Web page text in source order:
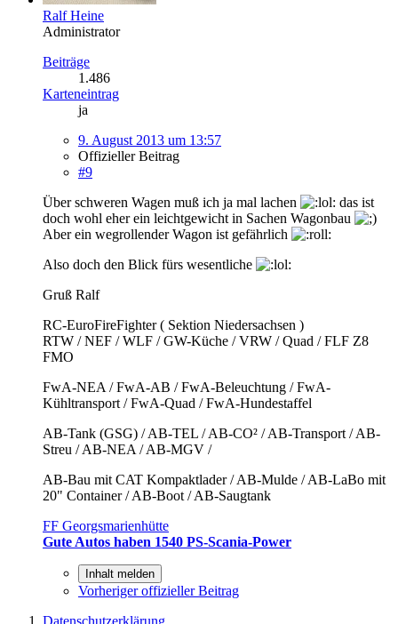
Ralf Heine
Administrator
Beiträge
1.486
Karteneintrag
ja
9. August 2013 um 13:57
Offizieller Beitrag
#9
Über schweren Wagen muß ich ja mal lachen
das ist
doch wohl eher ein leichtgewicht in Sachen Wagonbau
Aber ein wegrollender Wagon ist gefährlich
Also doch den Blick fürs wesentliche
Gruß Ralf
RC-EuroFireFighter ( Sektion Niedersachsen )
RTW / NEF / WLF / GW-Küche / VRW / Quad / FLF Z8
FMO
FwA-NEA / FwA-AB / FwA-Beleuchtung / FwA-
Kühltransport / FwA-Quad / FwA-Hundestaffel
AB-Tank (GSG) / AB-TEL / AB-CO² / AB-Transport / AB-
Streu / AB-NEA / AB-MGV /
AB-Bau mit CAT Kompaktlader / AB-Mulde / AB-LaBo mit
20" Container / AB-Boot / AB-Saugtank
FF Georgsmarienhütte
Gute Autos haben 1540 PS-Scania-Power
Inhalt melden
Vorheriger offizieller Beitrag
Datenschutzerklärung